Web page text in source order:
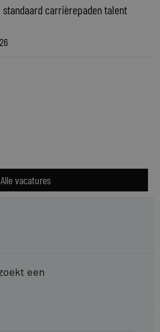
standaard carrièrepaden talent
Alle vacatures
een